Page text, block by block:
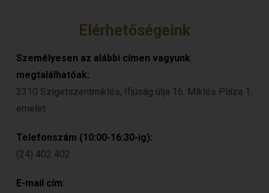
Elérhetőségeink
Személyesen az alábbi címen vagyunk
megtalálhatóak:
2310 Szigetszentmiklós, Ifjúság útja 16. Miklós Pláza 1.
emelet
Telefonszám (10:00-16:30-ig):
(24) 402 402
E-mail cím: